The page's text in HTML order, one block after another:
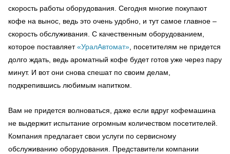
скорость работы оборудования. Сегодня многие покупают
кофе на вынос, ведь это очень удобно, и тут самое главное –
скорость обслуживания. С качественным оборудованием,
которое поставляет«УралАвтомат» , посетителям не придется
долго ждать, ведь ароматный кофе будет готов уже через пару
минут. И вот они снова спешат по своим делам,
подкрепившись любимым напитком.
Вам не придется волноваться, даже если вдруг кофемашина
не выдержит испытание огромным количеством посетителей.
Компания предлагает свои услуги по сервисному
обслуживанию оборудования. Представители компании